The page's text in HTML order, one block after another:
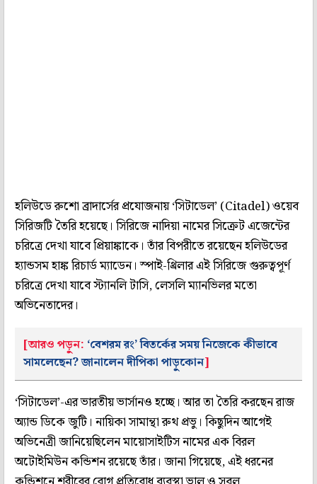
হলিউডে রুশো ব্রাদার্সের প্রযোজনায় ‘সিটাডেল’ (Citadel) ওয়েব
সিরিজটি তৈরি হয়েছে। সিরিজে নাদিয়া নামের সিক্রেট এজেন্টের
চরিত্রে দেখা যাবে প্রিয়াঙ্কাকে। তাঁর বিপরীতে রয়েছেন হলিউডের
হ্যান্ডসম হাঙ্ক রিচার্ড ম্যাডেন। স্পাই-থ্রিলার এই সিরিজে গুরুত্বপূর্ণ
চরিত্রে দেখা যাবে স্ট্যানলি টাসি, লেসলি ম্যানভিলর মতো
অভিনেতাদের।
[আরও পড়ুন: ‘বেশরম রং’ বিতর্কের সময় নিজেকে কীভাবে
সামলেছেন? জানালেন দীপিকা পাড়ুকোন]
‘সিটাডেল’-এর ভারতীয় ভার্সানও হচ্ছে। আর তা তৈরি করছেন রাজ
অ্যান্ড ডিকে জুটি। নায়িকা সামান্থা রুথ প্রভু। কিছুদিন আগেই
অভিনেত্রী জানিয়েছিলেন মায়োসাইটিস নামের এক বিরল
অটোইমিউন কন্ডিশন রয়েছে তাঁর। জানা গিয়েছে, এই ধরনের